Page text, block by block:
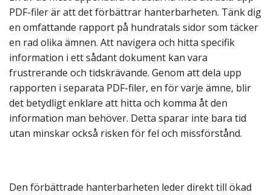
PDF-filer är att det förbättrar hanterbarheten. Tänk dig
en omfattande rapport på hundratals sidor som täcker
en rad olika ämnen. Att navigera och hitta specifik
information i ett sådant dokument kan vara
frustrerande och tidskrävande. Genom att dela upp
rapporten i separata PDF-filer, en för varje ämne, blir
det betydligt enklare att hitta och komma åt den
information man behöver. Detta sparar inte bara tid
utan minskar också risken för fel och missförstånd.
Den förbättrade hanterbarheten leder direkt till ökad